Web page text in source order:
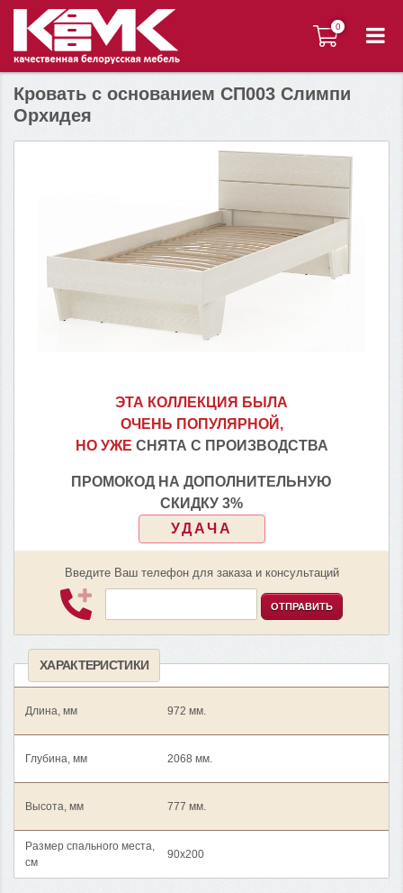
0
0
Кровать с основанием СП003 Слимпи
Орхидея
ЭТА КОЛЛЕКЦИЯ БЫЛА
ОЧЕНЬ ПОПУЛЯРНОЙ,
НО УЖЕ СНЯТА С ПРОИЗВОДСТВА
ПРОМОКОД НА ДОПОЛНИТЕЛЬНУЮ
СКИДКУ 3%
УДАЧА
Введите Ваш телефон для заказа и консультаций
ОТПРАВИТЬ
ХАРАКТЕРИСТИКИ
Длина, мм 972 мм.
Глубина, мм 2068 мм.
Высота, мм 777 мм.
Размер спального места,
см
90x200